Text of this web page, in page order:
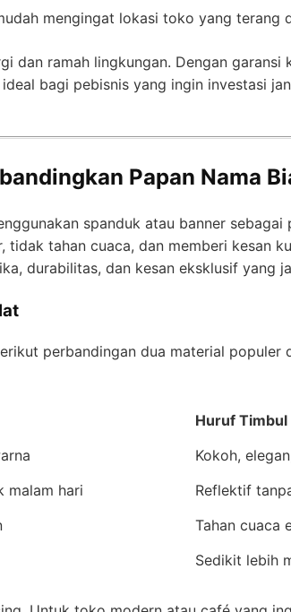
mengingat lokasi toko yang terang
dan ramah lingkungan. Dengan garansi
bagi pebisnis yang ingin investasi
Papan Nama
spanduk atau banner sebagai
tahan cuaca, dan memberi kesan
durabilitas, dan kesan eksklusif yang
perbandingan dua material populer
Huruf
Kokoh,
malam hari
Reflektif
Tahan cuaca
Sedikit lebih